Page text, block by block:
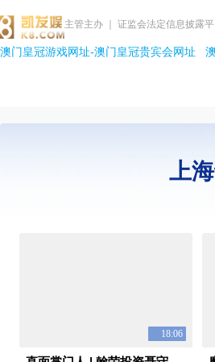
主管主办 ｜ 证监会法定信息披露
澳门皇冠游戏网址-澳门皇冠贵宾会网址
上
18:06